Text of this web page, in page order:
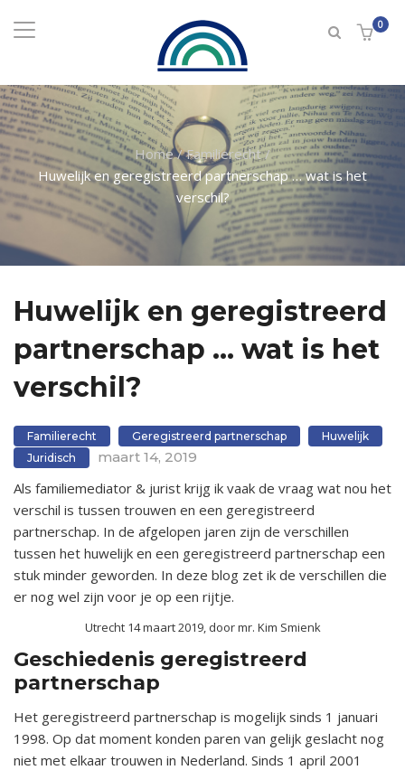
0
Home/ Familierecht/
Huwelijk en geregistreerd partnerschap … wat is het
verschil?
Huwelijk en geregistreerd
partnerschap … wat is het
verschil?
Familierecht Geregistreerd partnerschap
Huwelijk
Juridisch
maart 14, 2019
Als familiemediator & jurist krijg ik vaak de vraag wat nou het
verschil is tussen trouwen en een geregistreerd
partnerschap. In de afgelopen jaren zijn de verschillen
tussen het huwelijk en een geregistreerd partnerschap een
stuk minder geworden. In deze blog zet ik de verschillen die
er nog wel zijn voor je op een rijtje.
Utrecht 14 maart 2019, door mr. Kim Smienk
Geschiedenis geregistreerd
partnerschap
Het geregistreerd partnerschap is mogelijk sinds 1 januari
1998. Op dat moment konden paren van gelijk geslacht nog
niet met elkaar trouwen in Nederland. Sinds 1 april 2001